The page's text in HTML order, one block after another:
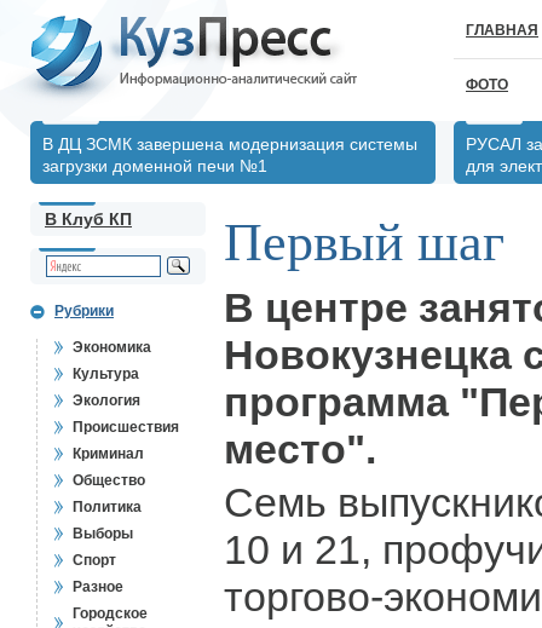
ГЛАВНАЯ
ФОТО
В ДЦ ЗСМК завершена модернизация системы
загрузки доменной печи №1
РУСАЛ
для
В Клуб КП
Рубрики
Экономика
Культура
Экология
Происшествия
Криминал
Общество
Политика
Выборы
Спорт
Разное
Городское
Первый шаг
В центре
Новокузнецка
программа
место".
Семь
10 и 21,
торгово-